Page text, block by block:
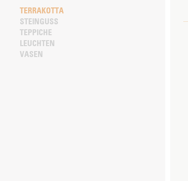
TERRAKOTTA
STEINGUSS
TEPPICHE
LEUCHTEN
VASEN